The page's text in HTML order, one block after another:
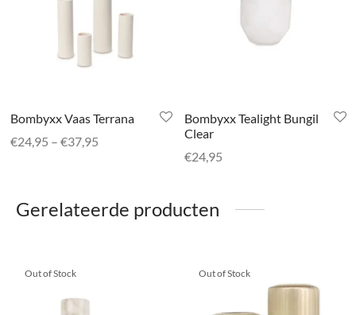
Bombyxx Vaas Terrana
€24,95 – €37,95Prijsklasse:
Bombyxx Tealight Bungil
Clear
€24,95
Gerelateerde producten
Out of Stock Out of Stock